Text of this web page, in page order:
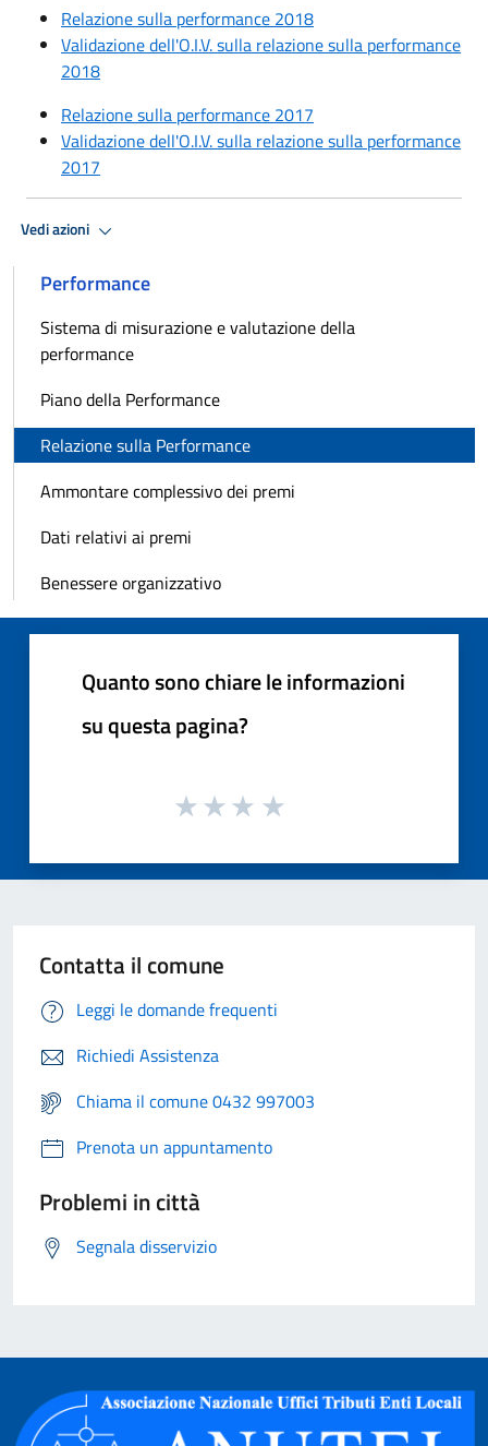
Relazione sulla performance 2018
Validazione dell'O.I.V. sulla relazione sulla performance
2018
Relazione sulla performance 2017
Validazione dell'O.I.V. sulla relazione sulla performance
2017
Vedi azioni
Performance
Sistema di misurazione e valutazione della
performance
Piano della Performance
Relazione sulla Performance
Ammontare complessivo dei premi
Dati relativi ai premi
Benessere organizzativo
Quanto sono chiare le informazioni
su questa pagina?
Contatta il comune
Leggi le domande frequenti
Richiedi Assistenza
Chiama il comune 0432 997003
Prenota un appuntamento
Problemi in città
Segnala disservizio